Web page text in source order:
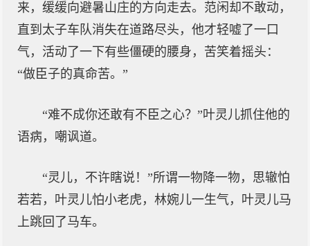
来，缓缓向避暑山庄的方向走去。范闲却不敢动，
直到太子车队消失在道路尽头，他才轻嘘了一口
气，活动了一下有些僵硬的腰身，苦笑着摇头：
“做臣子的真命苦。”
“难不成你还敢有不臣之心？”叶灵儿抓住他的
语病，嘲讽道。
“灵儿，不许瞎说！”所谓一物降一物，思辙怕
若若，叶灵儿怕小老虎，林婉儿一生气，叶灵儿马
上跳回了马车。